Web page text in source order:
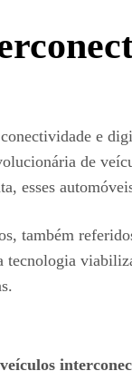
e
de
esses
também
tecnologia